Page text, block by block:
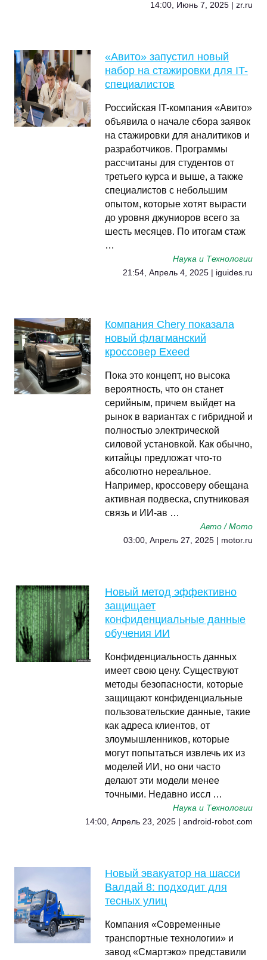
14:00, Июнь 7, 2025 | zr.ru
«Авито» запустил новый
набор на стажировки для IT-
специалистов
Российская IT-компания «Авито»
объявила о начале сбора заявок
на стажировки для аналитиков и
разработчиков. Программы
рассчитаны для студентов от
третьего курса и выше, а также
специалистов с небольшим
опытом, которые хотят вырасти
до уровня джуниоров всего за
шесть месяцев. По итогам стаж
…
Наука и Технологии
21:54, Апрель 4, 2025 | iguides.ru
Компания Chery показала
новый флагманский
кроссовер Exeed
Пока это концепт, но высока
вероятность, что он станет
серийным, причем выйдет на
рынок в вариантах с гибридной и
полностью электрической
силовой установкой. Как обычно,
китайцы предложат что-то
абсолютно нереальное.
Например, кроссоверу обещана
активная подвеска, спутниковая
связь и ИИ-ав …
Авто / Мото
03:00, Апрель 27, 2025 | motor.ru
Новый метод эффективно
защищает
конфиденциальные данные
обучения ИИ
Конфиденциальность данных
имеет свою цену. Существуют
методы безопасности, которые
защищают конфиденциальные
пользовательские данные, такие
как адреса клиентов, от
злоумышленников, которые
могут попытаться извлечь их из
моделей ИИ, но они часто
делают эти модели менее
точными. Недавно иссл …
Наука и Технологии
14:00, Апрель 23, 2025 | android-robot.com
Новый эвакуатор на шасси
Валдай 8: подходит для
тесных улиц
Компания «Современные
транспортные технологии» и
завод «Смартэко» представили